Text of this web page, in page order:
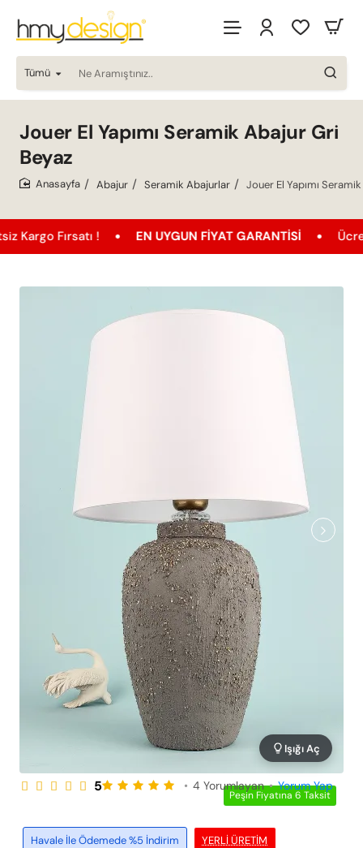
Tümü
Ne
Aramıştınız..
Jouer El Yapımı Seramik Abajur Gri
Beyaz
Abajur Seramik Abajurlar Jouer El Yapımı
! EN UYGUN FIYAT GARANTISI Ücretsiz
Peşin Fiyatına 6 Taksit
Işığı Aç
YERLI ÜRETIM
Havale İle Ödemede %5 İndirim
5 • 4 Yorumlayan • Yorum Yap